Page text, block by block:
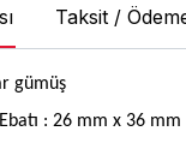
Taksit /
gümüş
: 26 mm x 36 mm